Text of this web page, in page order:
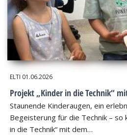
ELTI 01.06.2026
Projekt „Kinder in die Technik“
Staunende Kinderaugen, ein
Begeisterung für die Technik –
in die Technik“ mit dem…